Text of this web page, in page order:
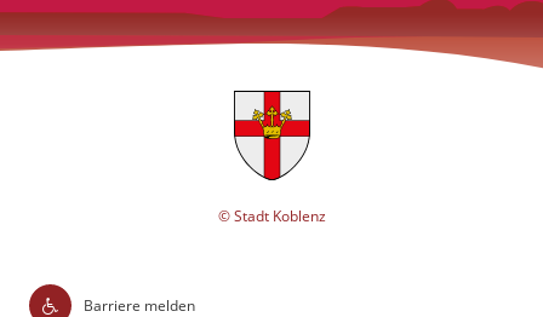
© Stadt Koblenz
Barriere melden